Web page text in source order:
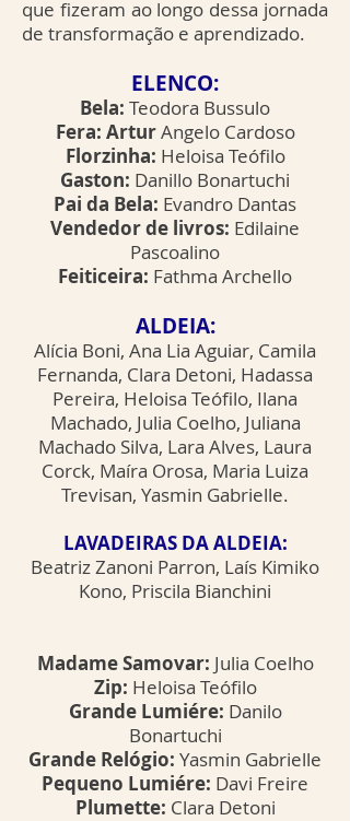
que fizeram ao longo dessa jornada
de transformação e aprendizado.
ELENCO:
Bela: Teodora Bussulo
Fera: ArturAngelo Cardoso
Florzinha: Heloisa Teófilo
Gaston: Danillo Bonartuchi
Pai da Bela: Evandro Dantas
Vendedor de livros: Edilaine
Pascoalino
Feiticeira: Fathma Archello
ALDEIA:
Alícia Boni, Ana Lia Aguiar, Camila
Fernanda, Clara Detoni, Hadassa
Pereira, Heloisa Teófilo, Ilana
Machado, Julia Coelho, Juliana
Machado Silva, Lara Alves, Laura
Corck, Maíra Orosa, Maria Luiza
Trevisan, Yasmin Gabrielle.
LAVADEIRAS DA ALDEIA:
Beatriz Zanoni Parron, Laís Kimiko
Kono, Priscila Bianchini
Madame Samovar: Julia Coelho
Zip: Heloisa Teófilo
Grande Lumiére: Danilo
Bonartuchi
Grande Relógio: Yasmin Gabrielle
Pequeno Lumiére: Davi Freire
Plumette: Clara Detoni